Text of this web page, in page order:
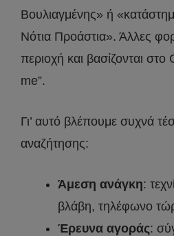
Βουλιαγμένης» ή
Νότια Προάστια». Άλλες
περιοχή και βασίζονται
me”.
Γι’ αυτό βλέπουμε συχνά
αναζήτησης:
Άμεση ανάγκη:
βλάβη, τηλέφωνο
Έρευνα αγοράς: